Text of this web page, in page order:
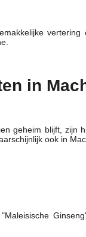
in
geheim blijft,
ook in